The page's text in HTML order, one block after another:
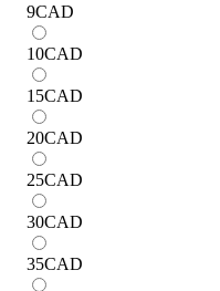
9CAD
10CAD
15CAD
20CAD
25CAD
30CAD
35CAD